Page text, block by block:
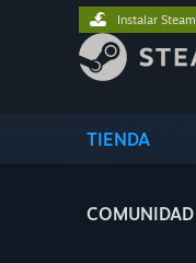
TIENDA
COMUNIDAD
Instalar Steam